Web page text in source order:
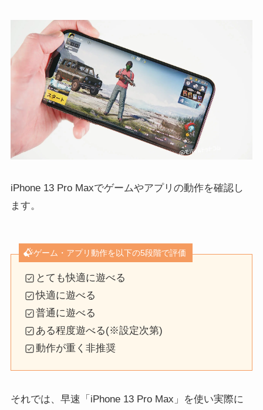
iPhone 13 Pro Maxでゲームやアプリの動作を確認し
ます。
ゲーム・アプリ動作を以下の5段階で評価
とても快適に遊べる
快適に遊べる
普通に遊べる
ある程度遊べる(※設定次第)
動作が重く非推奨
それでは、早速「iPhone 13 Pro Max」を使い実際に